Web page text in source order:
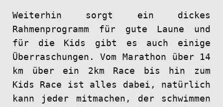
Weiterhin sorgt ein dickes
Rahmenprogramm für gute Laune und
für die Kids gibt es auch einige
Überraschungen. Vom Marathon über 14
km über ein 2km Race bis hin zum
Kids Race ist alles dabei, natürlich
kann jeder mitmachen, der schwimmen